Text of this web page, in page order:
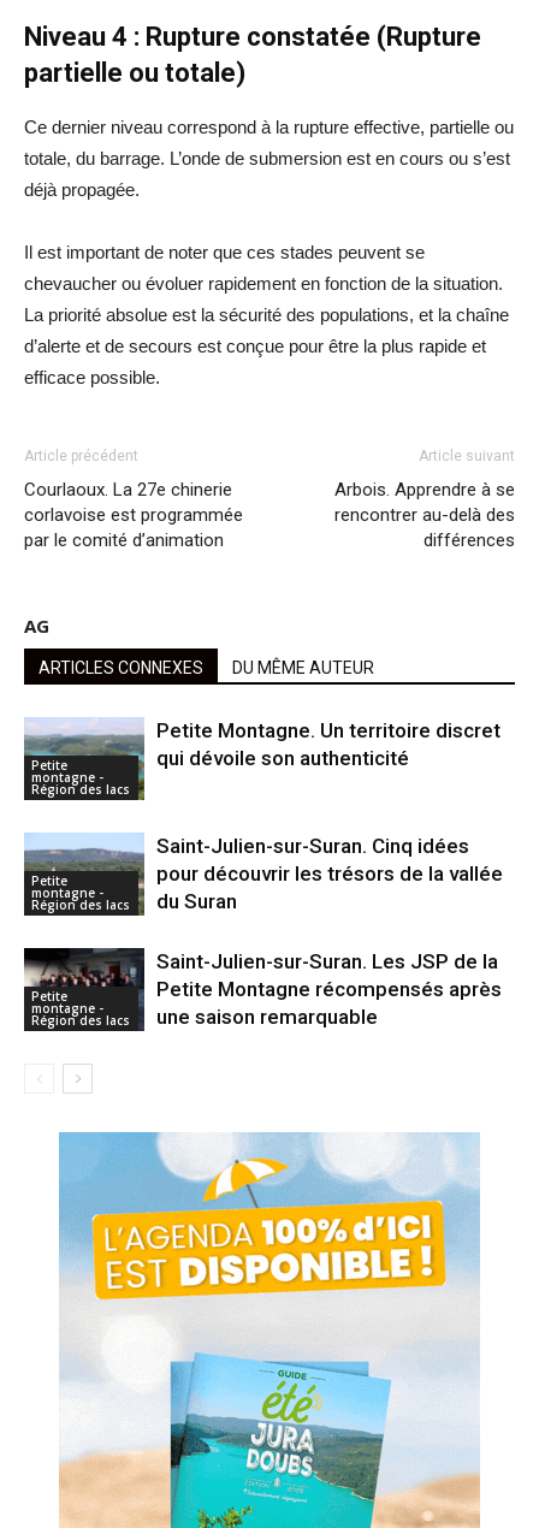
Niveau 4 : Rupture constatée (Rupture
partielle ou totale)
Ce dernier niveau correspond à la rupture effective, partielle ou
totale, du barrage. L’onde de submersion est en cours ou s’est
déjà propagée.
Il est important de noter que ces stades peuvent se
chevaucher ou évoluer rapidement en fonction de la situation.
La priorité absolue est la sécurité des populations, et la chaîne
d’alerte et de secours est conçue pour être la plus rapide et
efficace possible.
Article précédent
Courlaoux. La 27e chinerie
corlavoise est programmée
par le comité d’animation
Article suivant
Arbois. Apprendre à se
rencontrer au-delà des
différences
AG
ARTICLES CONNEXES DU MÊME AUTEUR
Petite
montagne -
Région des lacs
Petite Montagne. Un territoire discret
qui dévoile son authenticité
Petite
montagne -
Région des lacs
Saint-Julien-sur-Suran. Cinq idées
pour découvrir les trésors de la vallée
du Suran
Petite
montagne -
Région des lacs
Saint-Julien-sur-Suran. Les JSP de la
Petite Montagne récompensés après
une saison remarquable